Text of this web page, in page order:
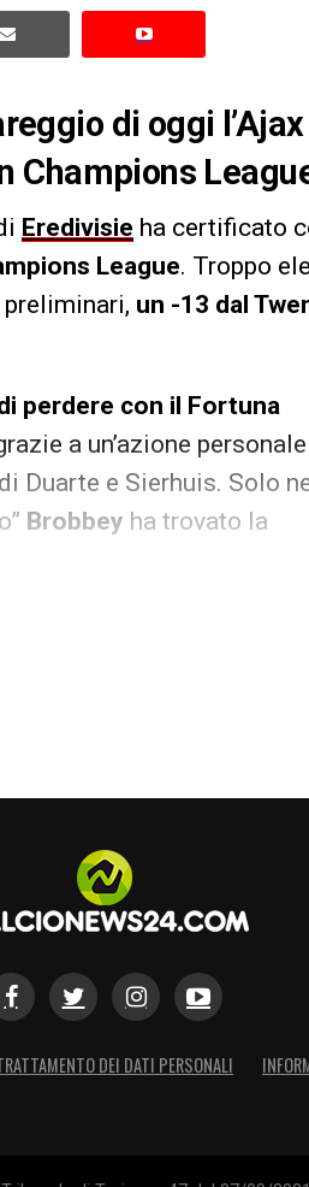
di oggi
Champions
Eredivisie ha certificato
League. Troppo
un -13 dal
perdere con il Fortuna
a un’azione
Duarte e Sierhuis. Solo
Brobbey ha trovato la
DEI DATI PERSONALI